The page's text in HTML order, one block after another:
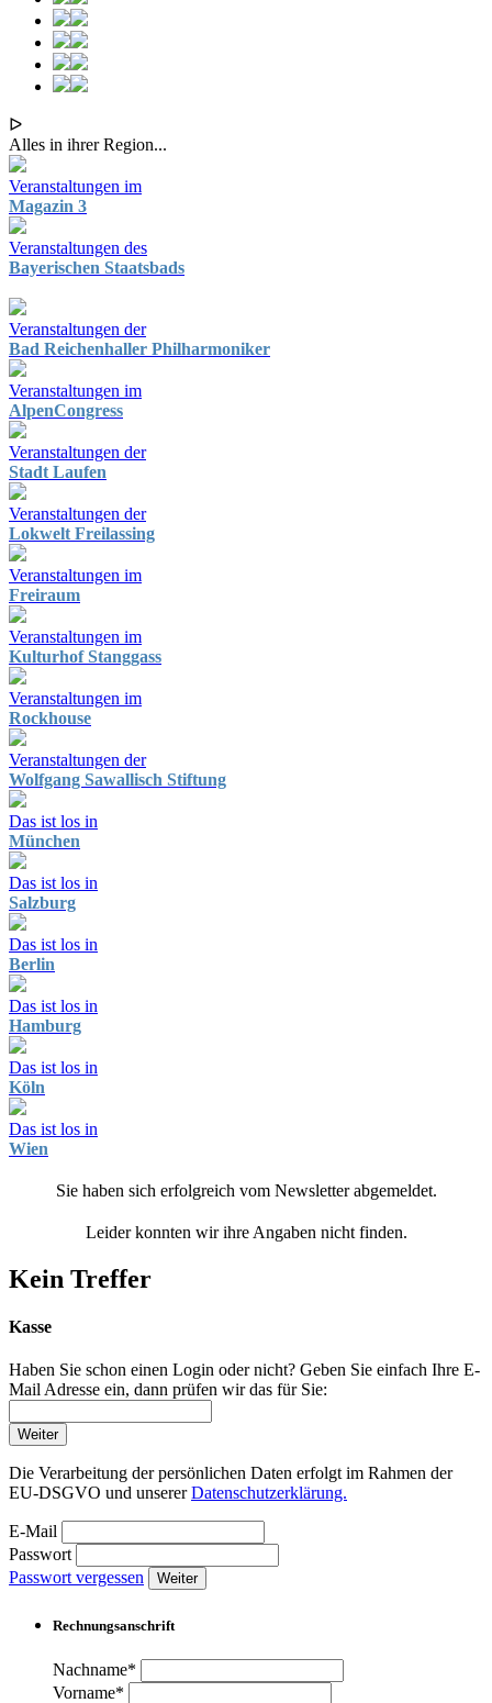
ᐅ
Alles in ihrer Region...
Veranstaltungen im
Magazin 3
Veranstaltungen des
Bayerischen Staatsbads
Veranstaltungen der
Bad Reichenhaller Philharmoniker
Veranstaltungen im
AlpenCongress
Veranstaltungen der
Stadt Laufen
Veranstaltungen der
Lokwelt Freilassing
Veranstaltungen im
Freiraum
Veranstaltungen im
Kulturhof Stanggass
Veranstaltungen im
Rockhouse
Veranstaltungen der
Wolfgang Sawallisch Stiftung
Das ist los in
München
Das ist los in
Salzburg
Das ist los in
Berlin
Das ist los in
Hamburg
Das ist los in
Köln
Das ist los in
Wien
Sie haben sich erfolgreich vom Newsletter abgemeldet.
Leider konnten wir ihre Angaben nicht finden.
Kein Treffer
Kasse
Haben Sie schon einen Login oder nicht? Geben Sie einfach Ihre E-
Mail Adresse ein, dann prüfen wir das für Sie:
Weiter
Die Verarbeitung der persönlichen Daten erfolgt im Rahmen der
EU-DSGVO und unsererDatenschutzerklärung.
E-Mail
Passwort
Passwort vergessen
Weiter
Rechnungsanschrift
Nachname*
Vorname*